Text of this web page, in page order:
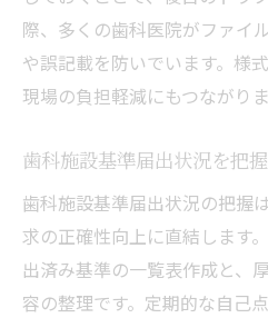
際、多くの歯科医院がファイ
や誤記載を防いでいます。様
現場の負担軽減にもつながりま
歯科施設基準届出状況を把
歯科施設基準届出状況の把握
求の正確性向上に直結します
出済み基準の一覧表作成と、
容の整理です。定期的な自己